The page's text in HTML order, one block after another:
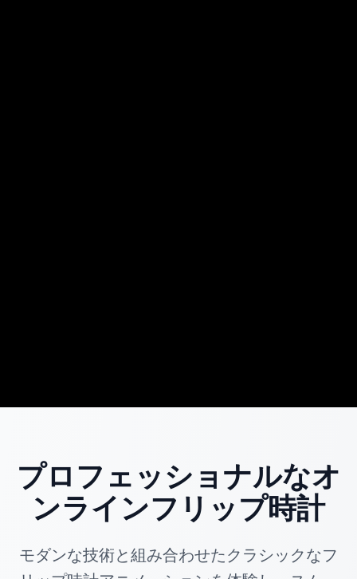
プロフェッショナルなオ
ンラインフリップ時計
モダンな技術と組み合わせたクラシックなフ